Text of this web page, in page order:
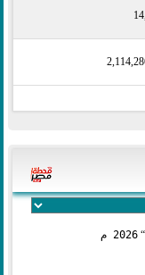
2026 م